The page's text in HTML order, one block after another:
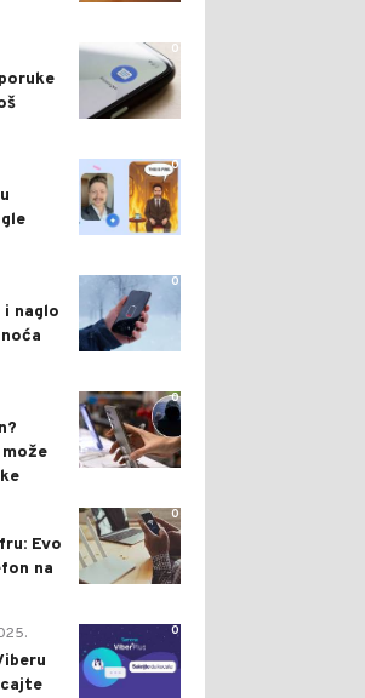
0
0
0
i naglo
0
0
Evo
na
0